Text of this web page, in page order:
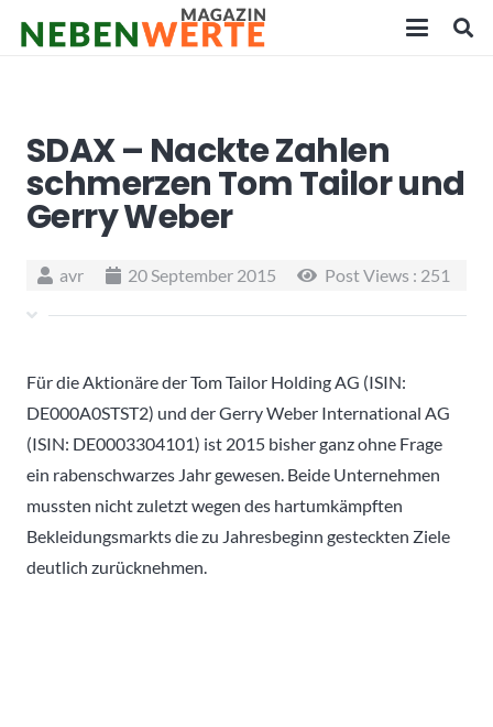
SDAX – Nackte Zahlen
schmerzen Tom Tailor und
Gerry Weber
avr 20 September 2015 Post Views : 251
Für die Aktionäre der Tom Tailor Holding AG (ISIN:
DE000A0STST2) und der Gerry Weber International AG
(ISIN: DE0003304101) ist 2015 bisher ganz ohne Frage
ein rabenschwarzes Jahr gewesen. Beide Unternehmen
mussten nicht zuletzt wegen des hartumkämpften
Bekleidungsmarkts die zu Jahresbeginn gesteckten Ziele
deutlich zurücknehmen.